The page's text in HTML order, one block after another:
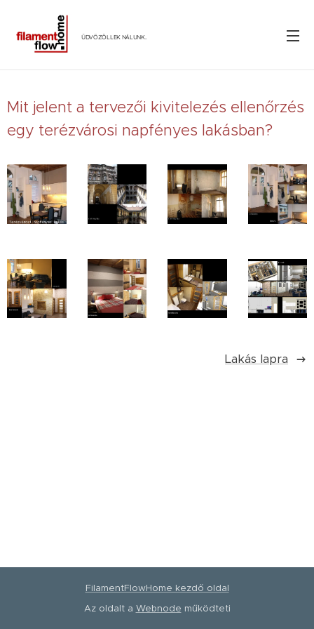
ÜDVÖZÖLLEK NÁLUNK.
Mit jelent a tervezői kivitelezés ellenőrzés
egy terézvárosi napfényes lakásban?
Lakás lapra
FilamentFlowHome kezdő oldal
Az oldalt a Webnode működteti